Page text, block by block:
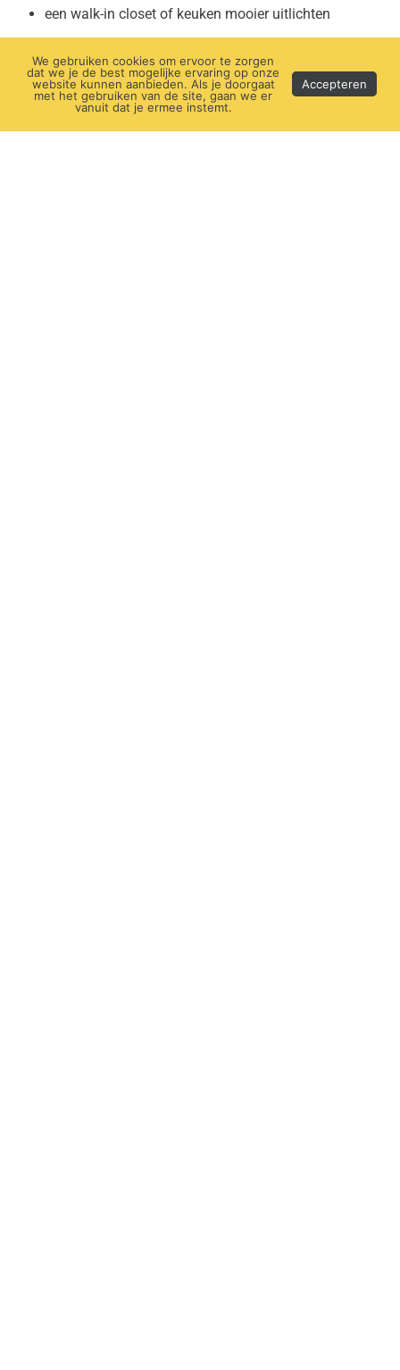
een walk-in closet of keuken mooier uitlichten
Dan denken we graag mee! We leveren niet alleen armaturen,
maar helpen je met eenonderbouwd lichtplan en concreet
productadvies.
We gebruiken cookies om ervoor te zorgen
dat we je de best mogelijke ervaring op onze
website kunnen aanbieden. Als je doorgaat
met het gebruiken van de site, gaan we er
vanuit dat je ermee instemt.
Accepteren